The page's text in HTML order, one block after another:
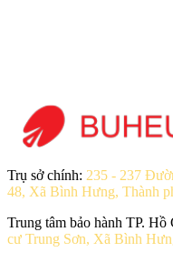
Trụ sở chính: 235 - 237
48, Xã Bình Hưng, Thành
Trung tâm bảo hành TP.
cư Trung Sơn, Xã Bình